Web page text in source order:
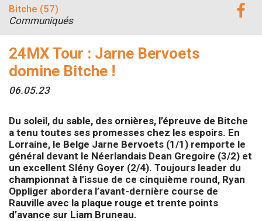
24MX Tour : Jarne Bervoets
domine Bitche !
06.05.23
Bitche (57)
Communiqués
Du soleil, du sable, des ornières, l’épreuve de Bitche
a tenu toutes ses promesses chez les espoirs. En
Lorraine, le Belge Jarne Bervoets (1/1) remporte le
général devant le Néerlandais Dean Gregoire (3/2) et
un excellent Slény Goyer (2/4). Toujours leader du
championnat à l’issue de ce cinquième round, Ryan
Oppliger abordera l’avant-dernière course de
Rauville avec la plaque rouge et trente points
d’avance sur Liam Bruneau.